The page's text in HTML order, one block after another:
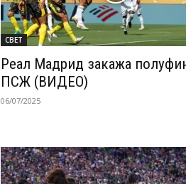
СВЕТ
Реал Мадрид закажа
ПСЖ (ВИДЕО)
06/07/2025